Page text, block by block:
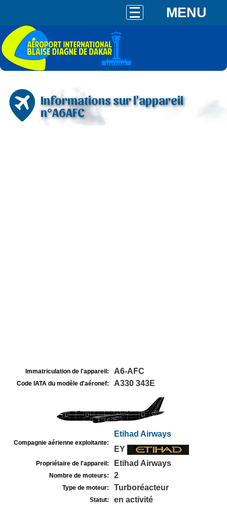
MENU
Informations sur l'appareil
n°A6AFC
Immatriculation de l'appareil: A6-AFC
Code IATA du modèle d'aéronef: A330 343E
Compagnie aérienne exploitante:
Etihad Airways
EY
Propriétaire de l'appareil: Etihad Airways
Nombre de moteurs: 2
Type de moteur: Turboréacteur
Statut: en activité